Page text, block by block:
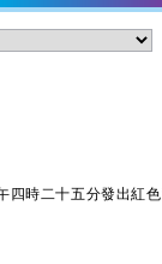
二十五分發出紅色